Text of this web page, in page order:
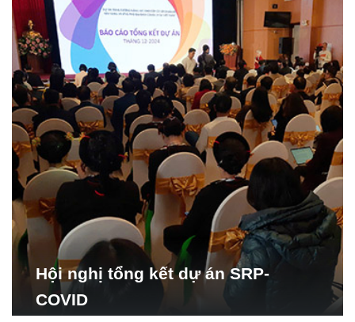
Hội nghị tổng kết dự án SRP-
COVID